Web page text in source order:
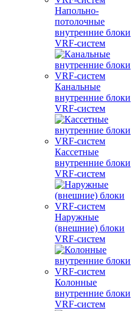
Напольно-
потолочные
внутренние блоки
VRF-систем
Канальные
внутренние блоки
VRF-систем
Кассетные
внутренние блоки
VRF-систем
Наружные
(внешние) блоки
VRF-систем
Колонные
внутренние блоки
VRF-систем